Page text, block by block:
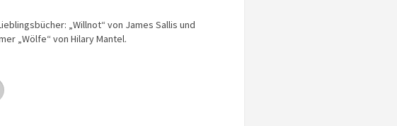
„Willnot“ von James Sallis und
„Wölfe“ von Hilary Mantel.